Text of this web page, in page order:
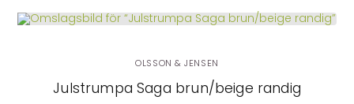
LÄGG I VARUKORG
OLSSON & JENSEN
Julstrumpa Saga brun/beige randig